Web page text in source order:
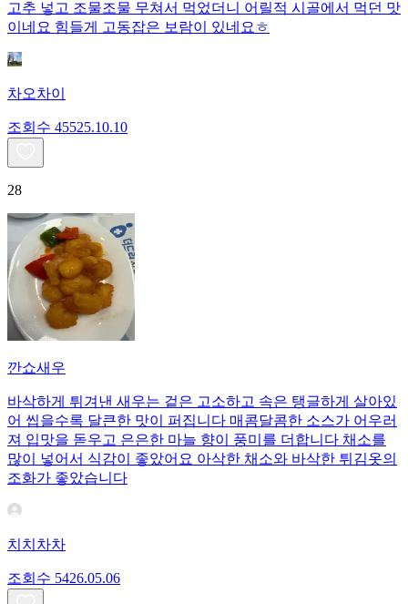
고추 넣고 조물조물 무쳐서 먹었더니 어릴적 시골에서 먹던 맛
이네요 힘들게 고동잡은 보람이 있네요ㅎ
차오차이
조회수 45525.10.10
28
깐쇼새우
바삭하게 튀겨낸 새우는 겉은 고소하고 속은 탱글하게 살아있
어 씹을수록 달큰한 맛이 퍼집니다 매콤달콤한 소스가 어우러
져 입맛을 돋우고 은은한 마늘 향이 풍미를 더합니다 채소를
많이 넣어서 식감이 좋았어요 아삭한 채소와 바삭한 튀김옷의
조화가 좋았습니다
치치차차
조회수 5426.05.06